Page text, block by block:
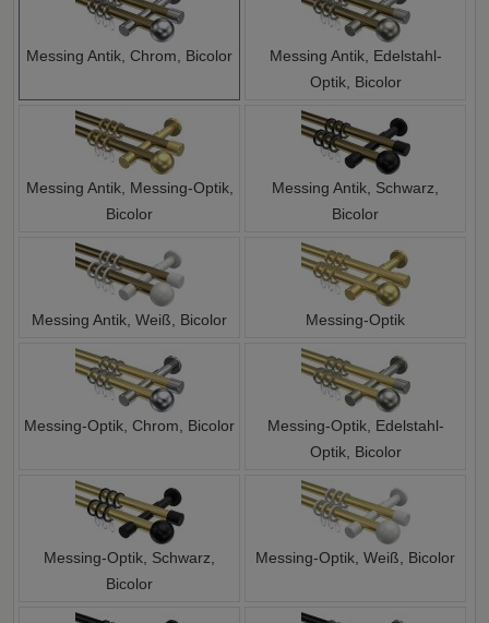
Messing Antik, Chrom, Bicolor
Messing Antik, Edelstahl-
Optik, Bicolor
Messing Antik, Messing-Optik,
Bicolor
Messing Antik, Schwarz,
Bicolor
Messing Antik, Weiß, Bicolor Messing-Optik
Messing-Optik, Chrom, Bicolor
Messing-Optik, Edelstahl-
Optik, Bicolor
Messing-Optik, Schwarz,
Bicolor
Messing-Optik, Weiß, Bicolor